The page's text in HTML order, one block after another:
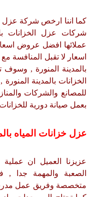
كما اننا ارخص شركة عزل
شركات عزل الخزانات
عملائها افضل عروض
اسعار لا تقبل المنافسة
بالمدينة المنورة ,
الخزانات بالمدينة
للمصانع والشركات
بعمل صيانة دورية
عزل خزانات المياه
عزيزنا العميل ان
الصعبة والمهمة جدا
متخصصة وفريق عمل